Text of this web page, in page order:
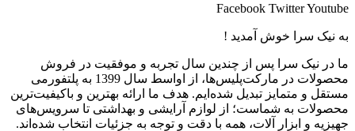
Facebook TwitterYoutube
به نیک سرا خوش آمدید !
ما در نیک سرا پس از چندین سال تجربه و موفقیت در فروش
محصولات در مارکت‌پلیس‌ها، از اواسط سال 1399 به پلتفورمی
مستقل و متمایز تبدیل شده‌ایم. هدف ما ارائه بهترین و باکیفیت‌ترین
محصولات به شماست؛ از لوازم آرایشی و بهداشتی تا سرویس‌های
جهیزیه و ابزار آلات، همه با دقت و توجه به جزئیات انتخاب شده‌اند.